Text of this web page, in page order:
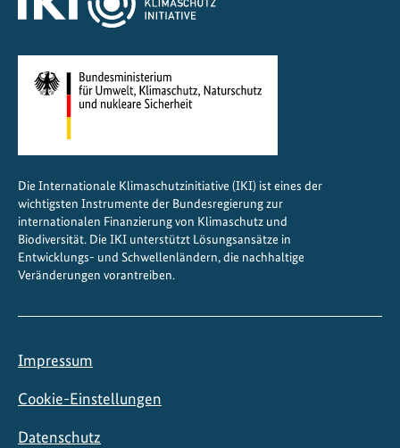
e
Die Internationale Klimaschutzinitiative (IKI) ist eines der
wichtigsten Instrumente der Bundesregierung zur
internationalen Finanzierung von Klimaschutz und
Biodiversität. Die IKI unterstützt Lösungsansätze in
Entwicklungs- und Schwellenländern, die nachhaltige
Veränderungen vorantreiben.
Impressum
Cookie-Einstellungen
Datenschutz